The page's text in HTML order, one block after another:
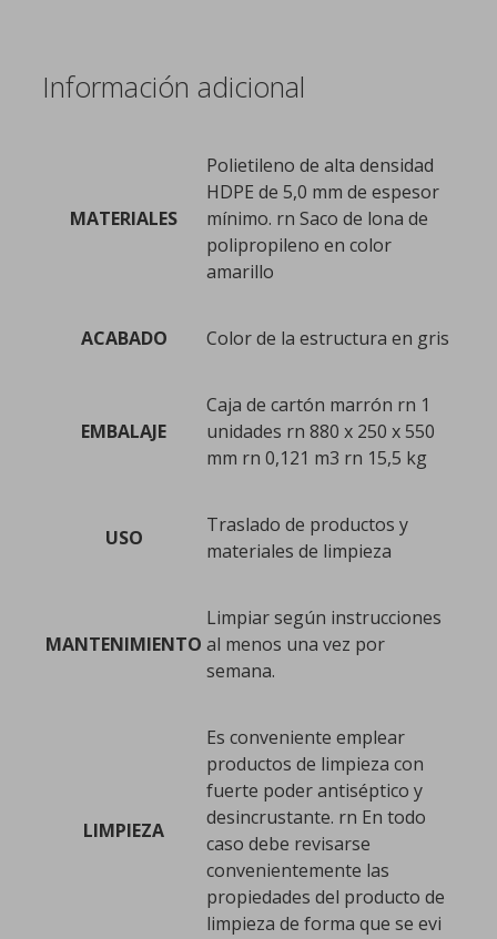
Información adicional
MATERIALES
Polietileno de alta densidad
HDPE de 5,0 mm de espesor
mínimo. rn Saco de lona de
polipropileno en color
amarillo
ACABADO Color de la estructura en gris
EMBALAJE
Caja de cartón marrón rn 1
unidades rn 880 x 250 x 550
mm rn 0,121 m3 rn 15,5 kg
USO
Traslado de productos y
materiales de limpieza
MANTENIMIENTO
Limpiar según instrucciones
al menos una vez por
semana.
LIMPIEZA
Es conveniente emplear
productos de limpieza con
fuerte poder antiséptico y
desincrustante. rn En todo
caso debe revisarse
convenientemente las
propiedades del producto de
limpieza de forma que se evi